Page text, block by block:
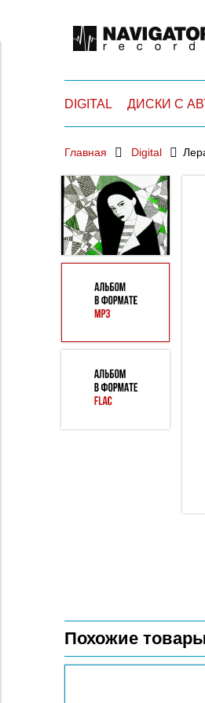
DIGITAL ДИСКИ С
Главная Digital
Похожие